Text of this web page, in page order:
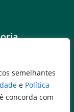
semelhantes
e Política
concorda com
Cidadão
ao Cidadão